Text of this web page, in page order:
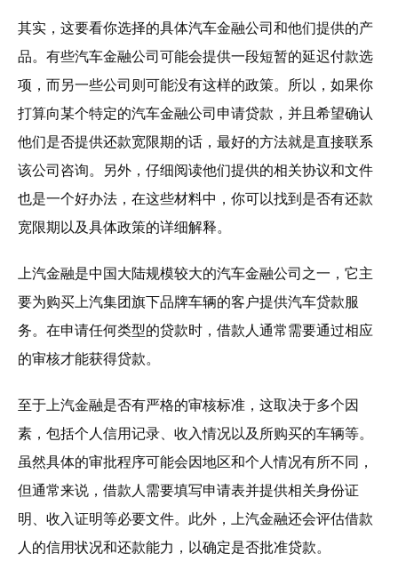
其实，这要看你选择的具体汽车金融公司和他们提供的产
品。有些汽车金融公司可能会提供一段短暂的延迟付款选
项，而另一些公司则可能没有这样的政策。所以，如果你
打算向某个特定的汽车金融公司申请贷款，并且希望确认
他们是否提供还款宽限期的话，最好的方法就是直接联系
该公司咨询。另外，仔细阅读他们提供的相关协议和文件
也是一个好办法，在这些材料中，你可以找到是否有还款
宽限期以及具体政策的详细解释。
上汽金融是中国大陆规模较大的汽车金融公司之一，它主
要为购买上汽集团旗下品牌车辆的客户提供汽车贷款服
务。在申请任何类型的贷款时，借款人通常需要通过相应
的审核才能获得贷款。
至于上汽金融是否有严格的审核标准，这取决于多个因
素，包括个人信用记录、收入情况以及所购买的车辆等。
虽然具体的审批程序可能会因地区和个人情况有所不同，
但通常来说，借款人需要填写申请表并提供相关身份证
明、收入证明等必要文件。此外，上汽金融还会评估借款
人的信用状况和还款能力，以确定是否批准贷款。